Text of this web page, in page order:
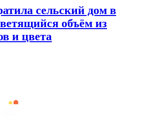
сельский дом в
объём из
и цвета